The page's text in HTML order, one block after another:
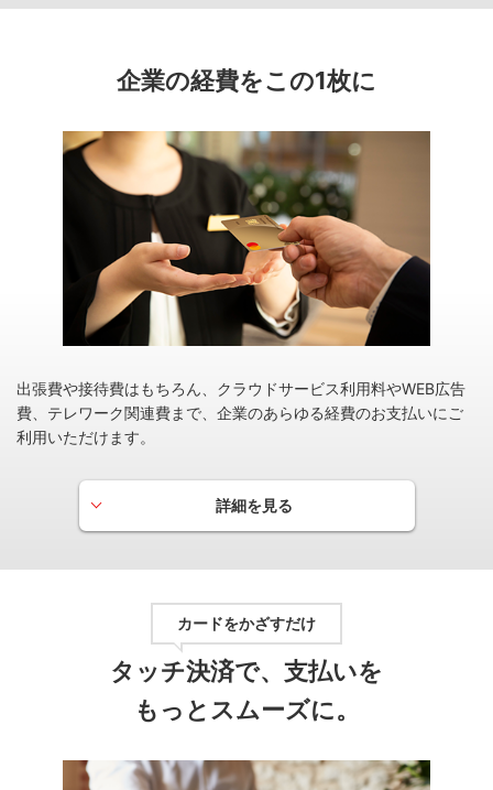
ゴールドの場合
月間のご利用が10万円以上の方は、基本ポイント
の50％分を加算いたします。
※月間（1ヵ月）のご利用は、原則毎月16日～翌月15日を対象期間とし、
翌々月ご請求分にポイント付与いたします。
ＰＯＩＮＴ名人．ｃｏｍ
ＰＯＩＮＴ名人．ｃｏｍなら、いつものネットショッ
す。
企業の経費をこの1枚に
出張費や接待費はもちろん、クラウドサービス利用料やWEB広告
費、テレワーク関連費まで、企業のあらゆる経費のお支払いにご
利用いただけます。
詳細を見る
カードをかざすだけ
タッチ決済で、支払いを
もっとスムーズに。